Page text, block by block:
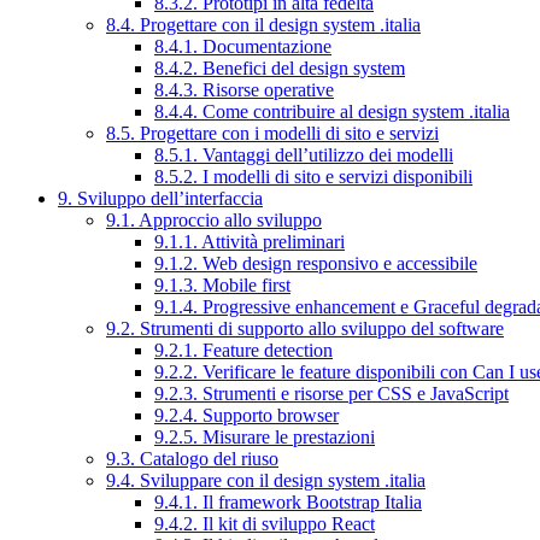
8.4. Progettare con il design system .italia
8.4.1. Documentazione
8.4.2. Benefici del design system
8.4.3. Risorse operative
8.4.4. Come contribuire al design system .italia
8.5. Progettare con i modelli di sito e servizi
8.5.1. Vantaggi dell’utilizzo dei modelli
8.5.2. I modelli di sito e servizi disponibili
9. Sviluppo dell’interfaccia
9.1. Approccio allo sviluppo
9.1.1. Attività preliminari
9.1.2. Web design responsivo e accessibile
9.1.3. Mobile first
9.1.4. Progressive enhancement e Graceful
9.2. Strumenti di supporto allo sviluppo del software
9.2.1. Feature detection
9.2.2. Verificare le feature disponibili con Can I
9.2.3. Strumenti e risorse per CSS e JavaScript
9.2.4. Supporto browser
9.2.5. Misurare le prestazioni
9.3. Catalogo del riuso
9.4. Sviluppare con il design system .italia
9.4.1. Il framework Bootstrap Italia
9.4.2. Il kit di sviluppo React